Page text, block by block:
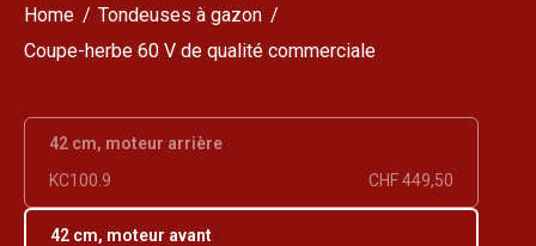
Home
Tondeuses à gazon
Coupe-herbe 60 V de qualité commerciale
42 cm, moteur arrière
KC100.9
CHF 449,50
42 cm, moteur avant